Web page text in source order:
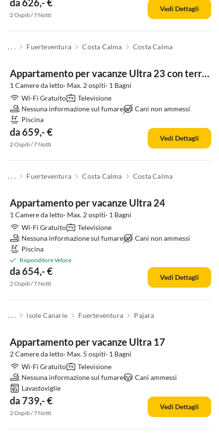
da 626,- €
2 Ospiti / 7 Notti
Vedi Dettagli
. . . Fuerteventura Costa Calma Costa Calma
Appartamento per vacanze Ultra 23 con terrazza sul tetto privata
1 Camere da letto· Max. 2 ospiti· 1 Bagni
Wi-Fi Gratuito
Televisione
Nessuna informazione sul fumare
Cani non ammessi
Piscina
da 659,- €
2 Ospiti / 7 Notti
Vedi Dettagli
. . . Fuerteventura Costa Calma Costa Calma
Appartamento per vacanze Ultra 24
1 Camere da letto· Max. 2 ospiti· 1 Bagni
Wi-Fi Gratuito
Televisione
Nessuna informazione sul fumare
Cani non ammessi
Piscina
Risponditore Veloce
da 654,- €
2 Ospiti / 7 Notti
Vedi Dettagli
. . . isole Canarie Fuerteventura Pajara
Appartamento per vacanze Ultra 17
2 Camere da letto· Max. 5 ospiti· 1 Bagni
Wi-Fi Gratuito
Televisione
Nessuna informazione sul fumare
Cani ammessi
Lavastoviglie
da 739,- €
2 Ospiti / 7 Notti
Vedi Dettagli